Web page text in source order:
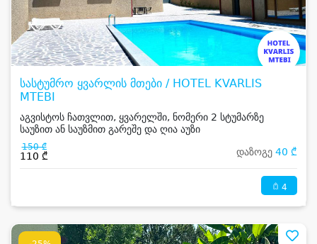
სასტუმრო ყვარლის მთები / HOTEL KVARLIS
MTEBI
აგვისტოს ჩათვლით, ყვარელში, ნომერი 2 სტუმარზე
საუზით ან საუზმით გარეშე და ღია აუზი
150 ₾
110 ₾ დაზოგე 40 ₾
4